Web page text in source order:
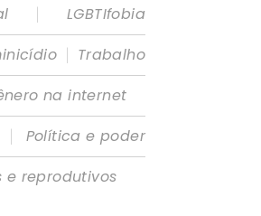
|
LGBTIfobia
| Trabalho
na internet
|
Política e poder
e reprodutivos